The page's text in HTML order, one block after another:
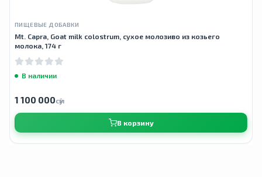
ПИЩЕВЫЕ ДОБАВКИ
Mt. Capra, Goat milk colostrum, сухое молозиво из козьего
молока, 174 г
В наличии
1 100 000сӯм
В корзину